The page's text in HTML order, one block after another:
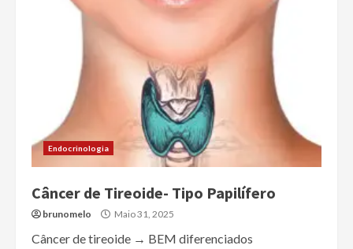
Endocrinologia
Câncer de Tireoide- Tipo Papilífero
brunomelo Maio 31, 2025
Câncer de tireoide → BEM diferenciados